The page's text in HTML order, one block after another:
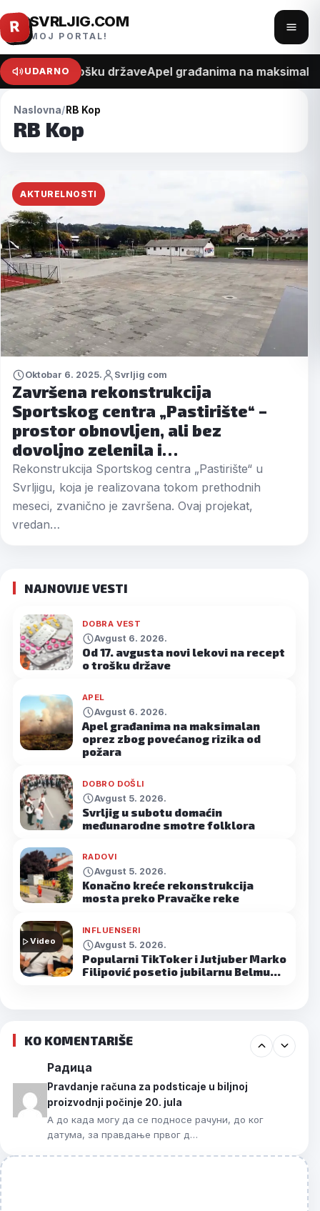
Pređi
na
sadržaj
R SVRLJIG.COM
MOJ PORTAL!
meni
UDARNO
recept o trošku državeApel građanima na
Naslovna RB Kop
RB Kop
AKTURELNOSTI
Oktobar 6. 2025. Svrljig com
Završena rekonstrukcija
Sportskog centra „Pastirište“ –
prostor obnovljen, ali bez
dovoljno zelenila i…
Rekonstrukcija Sportskog centra „Pastirište“ u
Svrljigu, koja je realizovana tokom prethodnih
meseci, zvanično je završena. Ovaj projekat,
vredan…
NAJNOVIJE VESTI
DOBRA VEST
Avgust 6. 2026.
Od 17. avgusta novi lekovi na recept
o trošku države
APEL
Avgust 6. 2026.
Apel građanima na maksimalan
oprez zbog povećanog rizika od
požara
DOBRO DOŠLI
Avgust 5. 2026.
Svrljig u subotu domaćin
međunarodne smotre folklora
RADOVI
Avgust 5. 2026.
Konačno kreće rekonstrukcija
mosta preko Pravačke reke
Video
INFLUENSERI
Avgust 5. 2026.
Popularni TikToker i Jutjuber Marko
Filipović posetio jubilarnu Belmu…
KO KOMENTARIŠE
Радица
Pravdanje računa za podsticaje u biljnoj
proizvodnji počinje 20. jula
А до када могу да се подносе рачуни, до ког
датума, за правдање првог д…